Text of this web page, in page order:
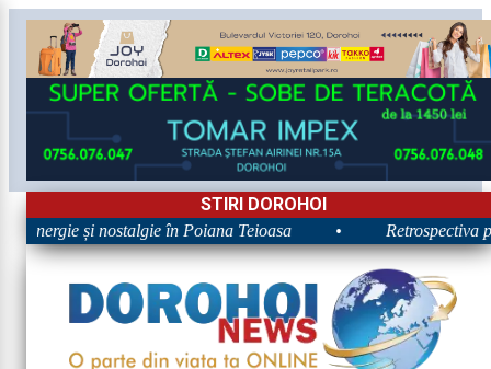
STIRI DOROHOI
Energie și nostalgie în Poiana Teioasa Retrospectiva